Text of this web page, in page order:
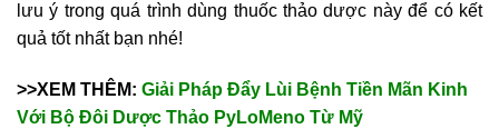
lưu ý trong quá trình dùng thuốc thảo dược này để có kết
quả tốt nhất bạn nhé!
>>XEM THÊM: Giải Pháp Đẩy Lùi Bệnh Tiền Mãn Kinh
Với Bộ Đôi Dược Thảo PyLoMeno Từ Mỹ